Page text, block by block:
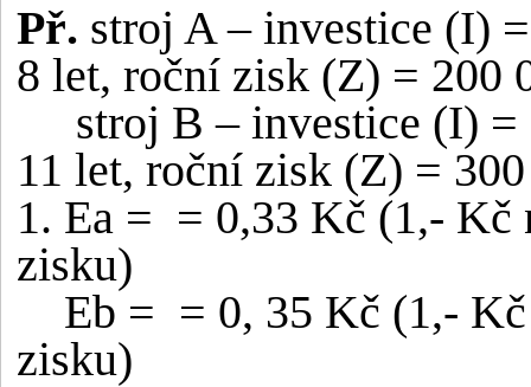
Př. stroj A – investice (I)
8 let, roční zisk (Z) = 200
stroj B – investice (I)
11 let, roční zisk (Z) =
1. Ea = = 0,33 Kč (1,- Kč
zisku)
Eb = = 0, 35 Kč (1,-
zisku)